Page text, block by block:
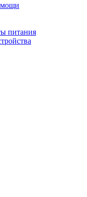
питания